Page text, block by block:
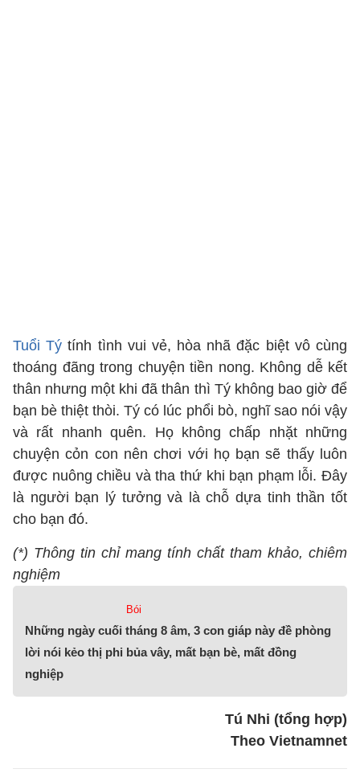
Tuổi Tý tính tình vui vẻ, hòa nhã đặc biệt vô cùng
thoáng đãng trong chuyện tiền nong. Không dễ kết
thân nhưng một khi đã thân thì Tý không bao giờ để
bạn bè thiệt thòi. Tý có lúc phổi bò, nghĩ sao nói vậy
và rất nhanh quên. Họ không chấp nhặt những
chuyện cỏn con nên chơi với họ bạn sẽ thấy luôn
được nuông chiều và tha thứ khi bạn phạm lỗi. Đây
là người bạn lý tưởng và là chỗ dựa tinh thần tốt
cho bạn đó.
(*) Thông tin chỉ mang tính chất tham khảo, chiêm
nghiệm
Bói
Những ngày cuối tháng 8 âm, 3 con giáp này đề phòng
lời nói kẻo thị phi bủa vây, mất bạn bè, mất đồng
nghiệp
Tú Nhi (tổng hợp)
Theo Vietnamnet